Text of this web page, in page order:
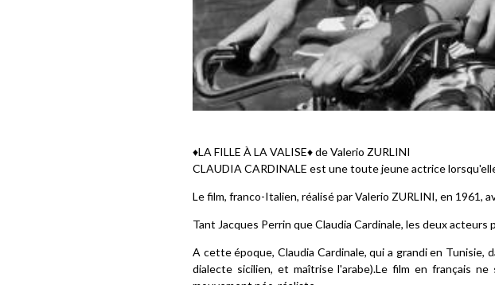
♦️LA FILLE À LA VALISE♦️ de Valerio ZURLINI
CLAUDIA CARDINALE est une toute jeune actrice
Le film, franco-Italien, réalisé par Valerio ZURLINI, en 1961,
Tant Jacques Perrin que Claudia Cardinale, les deux
A cette époque, Claudia Cardinale, qui a grandi en Tunisie,
dialecte sicilien, et maîtrise l'arabe).Le film en français